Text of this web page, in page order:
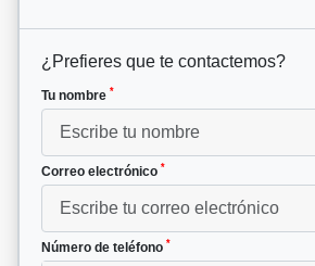
¿Prefieres que te contactemos?
Tu nombre *
Correo electrónico *
Número de teléfono *